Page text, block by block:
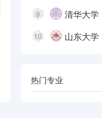
9 清华大学
10 山东大学
热门专业